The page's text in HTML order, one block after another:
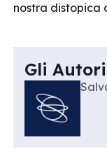
nostra distopica
Gli Autori